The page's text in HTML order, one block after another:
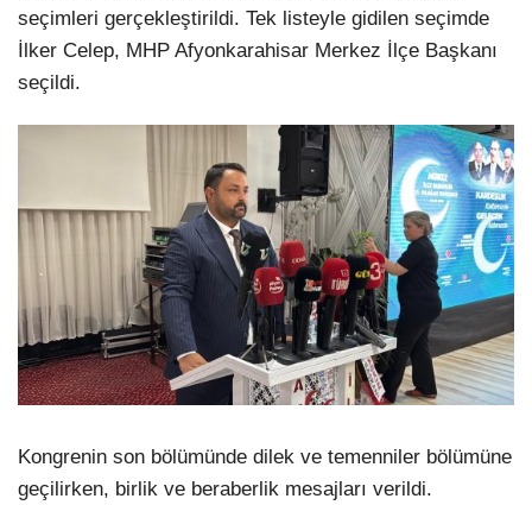
seçimleri gerçekleştirildi. Tek listeyle gidilen seçimde
İlker Celep, MHP Afyonkarahisar Merkez İlçe Başkanı
seçildi.
Kongrenin son bölümünde dilek ve temenniler bölümüne
geçilirken, birlik ve beraberlik mesajları verildi.